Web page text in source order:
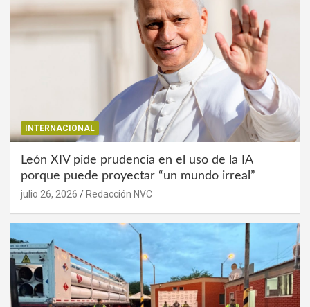
INTERNACIONAL
León XIV pide prudencia en el uso de la IA
porque puede proyectar “un mundo irreal”
julio 26, 2026 Redacción NVC